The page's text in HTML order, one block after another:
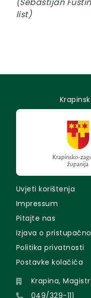
list)
Uvjeti korištenja
Impressum
Pitajte nas
Izjava o
Politika privatnosti
Postavke kolačića
Krapina,
049/329-111